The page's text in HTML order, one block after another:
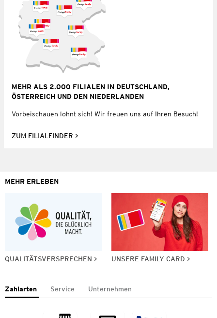
MEHR ALS 2.000 FILIALEN IN DEUTSCHLAND,
ÖSTERREICH UND DEN NIEDERLANDEN
Vorbeischauen lohnt sich! Wir freuen uns auf Ihren Besuch!
ZUM FILIALFINDER
MEHR ERLEBEN
QUALITÄTSVERSPRECHEN UNSERE FAMILY CARD
Zahlarten Service Unternehmen